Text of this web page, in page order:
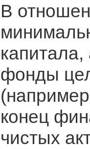
В
фонды
конец
чистых